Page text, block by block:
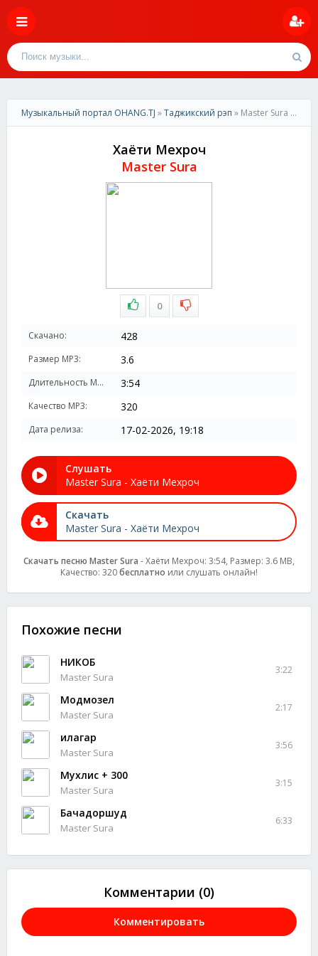
Музыкальный портал OHANG.TJ »Таджикский рэп » Master Sura - Хаёти Мехроч
Хаёти Мехроч
Master Sura
0
Скачано: 428
Размер MP3: 3.6
Длительность MP3: 3:54
Качество MP3: 320
Дата релиза: 17-02-2026, 19:18
Слушать
Master Sura - Хаёти Мехроч
Скачать
Master Sura - Хаёти Мехроч
Скачать песню Master Sura - Хаёти Мехроч: 3:54, Размер: 3.6 MB,
Качество: 320бесплатно или слушать онлайн!
Похожие песни
НИКОБ
Master Sura
3:22
Модмозел
Master Sura
2:17
Ҳилагар
Master Sura
3:56
Мухлис + 300
Master Sura
3:15
Бачадоршуд
Master Sura
6:33
Комментарии (0)
Комментировать